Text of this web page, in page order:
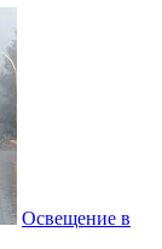
Освещение в